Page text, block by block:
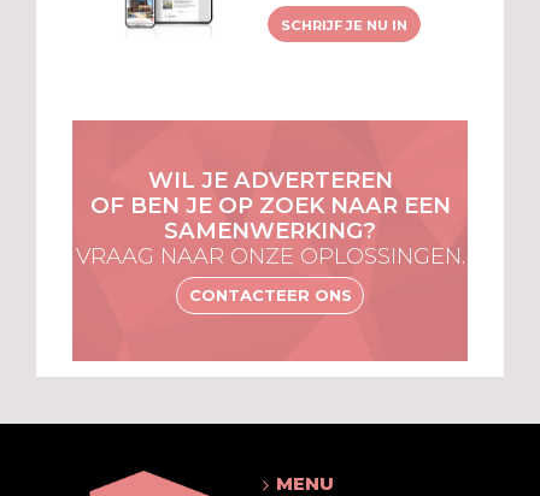
SCHRIJF JE NU IN
WIL JE ADVERTEREN
OF BEN JE OP ZOEK NAAR EEN
SAMENWERKING?
VRAAG NAAR ONZE OPLOSSINGEN.
CONTACTEER ONS
MENU